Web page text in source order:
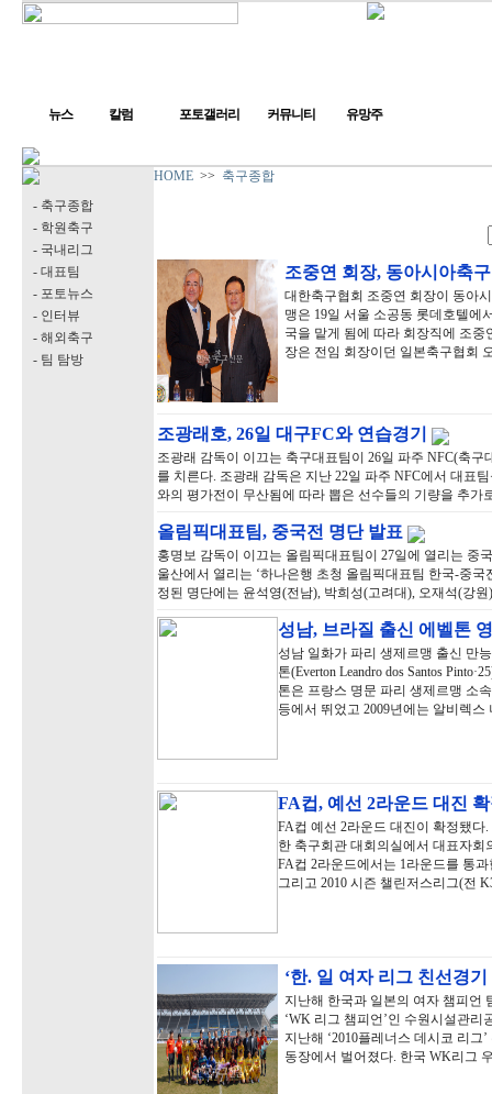
뉴스 칼럼 포토갤러리 커뮤니티 유망주
- 축구종합
- 학원축구
- 국내리그
- 대표팀
- 포토뉴스
- 인터뷰
- 해외축구
- 팀 탐방
HOME >> 축구종합
조중연 회장, 동아시아축
대한축구협회 조중연 회장이 동아
맹은 19일 서울 소공동 롯데호텔에
국을 맡게 됨에 따라 회장직에 조
장은 전임 회장이던 일본축구협회
조광래호, 26일 대구FC와 연습경기
조광래 감독이 이끄는 축구대표팀이 26일 파주 NFC(축
를 치른다. 조광래 감독은 지난 22일 파주 NFC에서 대표
와의 평가전이 무산됨에 따라 뽑은 선수들의 기량을 추
올림픽대표팀, 중국전 명단 발표
홍명보 감독이 이끄는 올림픽대표팀이 27일에 열리는 중
울산에서 열리는 ‘하나은행 초청 올림픽대표팀 한국-중
정된 명단에는 윤석영(전남), 박희성(고려대), 오재석(강
성남, 브라질 출신 에벨톤
성남 일화가 파리 생제르맹 출신 만
톤(Everton Leandro dos Santos
톤은 프랑스 명문 파리 생제르맹 소
등에서 뛰었고 2009년에는 알비렉
FA컵, 예선 2라운드 대진
FA컵 예선 2라운드 대진이 확정됐
한 축구회관 대회의실에서 대표자회
FA컵 2라운드에서는 1라운드를 통
그리고 2010 시즌 챌린저스리그(전
‘한. 일 여자 리그 친선경
지난해 한국과 일본의 여자 챔피언
‘WK 리그 챔피언’인 수원시설관
지난해 ‘2010플레너스 데시코 리
동장에서 벌어졌다. 한국 WK리그